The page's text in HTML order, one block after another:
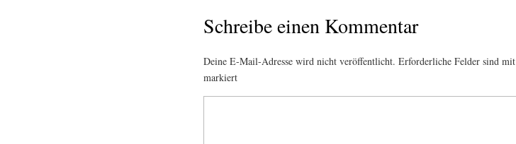
Schreibe einen Kommentar
Deine E-Mail-Adresse wird nicht veröffentlicht. Erforderliche Felder sind mit
markiert